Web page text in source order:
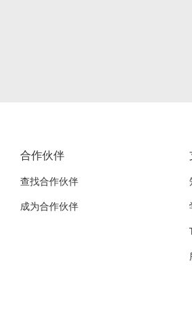
合作伙伴
查找合作伙伴
成为合作伙伴